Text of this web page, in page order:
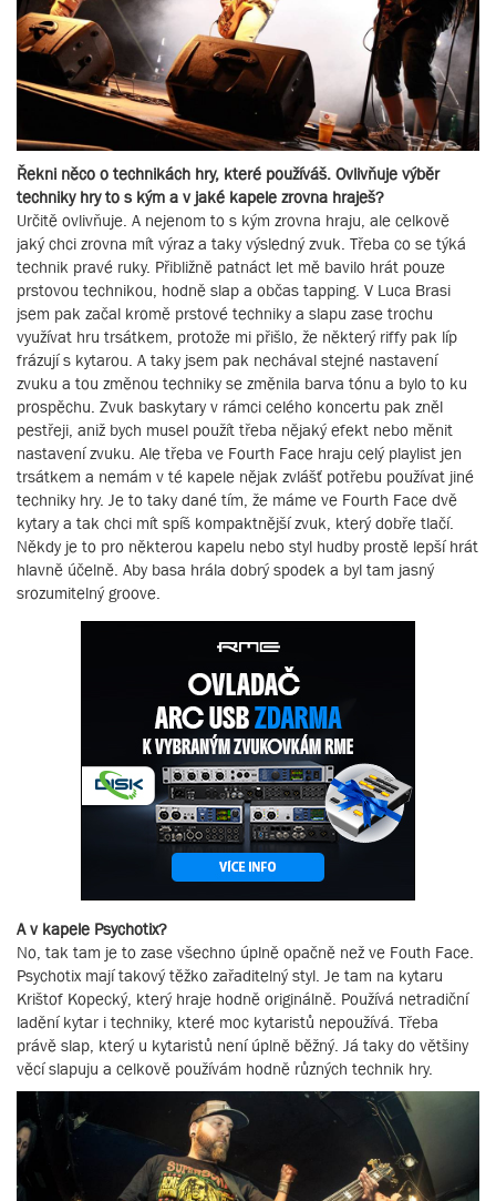
Řekni něco o technikách hry, které používáš. Ovlivňuje výběr
techniky hry to s kým a v jaké kapele zrovna hraješ?
Určitě ovlivňuje. A nejenom to s kým zrovna hraju, ale celkově
jaký chci zrovna mít výraz a taky výsledný zvuk. Třeba co se týká
technik pravé ruky. Přibližně patnáct let mě bavilo hrát pouze
prstovou technikou, hodně slap a občas tapping. V Luca Brasi
jsem pak začal kromě prstové techniky a slapu zase trochu
využívat hru trsátkem, protože mi přišlo, že některý riffy pak líp
frázují s kytarou. A taky jsem pak nechával stejné nastavení
zvuku a tou změnou techniky se změnila barva tónu a bylo to ku
prospěchu. Zvuk baskytary v rámci celého koncertu pak zněl
pestřeji, aniž bych musel použít třeba nějaký efekt nebo měnit
nastavení zvuku. Ale třeba ve Fourth Face hraju celý playlist jen
trsátkem a nemám v té kapele nějak zvlášť potřebu používat jiné
techniky hry. Je to taky dané tím, že máme ve Fourth Face dvě
kytary a tak chci mít spíš kompaktnější zvuk, který dobře tlačí.
Někdy je to pro některou kapelu nebo styl hudby prostě lepší hrát
hlavně účelně. Aby basa hrála dobrý spodek a byl tam jasný
srozumitelný groove.
A v kapele Psychotix?
No, tak tam je to zase všechno úplně opačně než ve Fouth Face.
Psychotix mají takový těžko zařaditelný styl. Je tam na kytaru
Krištof Kopecký, který hraje hodně originálně. Používá netradiční
ladění kytar i techniky, které moc kytaristů nepoužívá. Třeba
právě slap, který u kytaristů není úplně běžný. Já taky do většiny
věcí slapuju a celkově používám hodně různých technik hry.